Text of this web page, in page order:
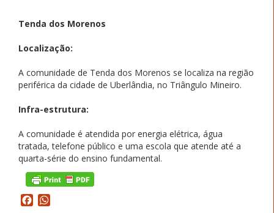
Tenda dos Morenos
Localização:
A comunidade de Tenda dos Morenos se localiza na região
periférica da cidade de Uberlândia, no Triângulo Mineiro.
Infra-estrutura:
A comunidade é atendida por energia elétrica, água
tratada, telefone público e uma escola que atende até a
quarta-série do ensino fundamental.
Facebook